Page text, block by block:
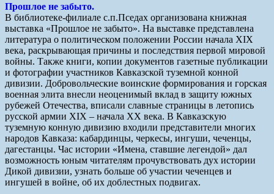
Прошлое не забыто.
В библиотеке-филиале с.п.Пседах организована книжная
выставка «Прошлое не забыто». На выставке представлена
литература о политическом положении России начала XIX
века, раскрывающая причины и последствия первой мировой
войны. Также книги, копии документов газетные публикации
и фотографии участников Кавказской туземной конной
дивизии. Добровольческие воинские формирования и горская
военная элита внесли неоценимый вклад в защиту южных
рубежей Отечества, вписали славные страницы в летопись
русской армии XIX – начала XX века. В Кавказскую
туземную конную дивизию входили представители многих
народов Кавказа: кабардинцы, черкесы, ингуши, чеченцы,
дагестанцы. Час истории «Имена, ставшие легендой» дал
возможность юным читателям прочувствовать дух истории
Дикой дивизии, узнать больше об участии чеченцев и
ингушей в войне, об их доблестных подвигах.